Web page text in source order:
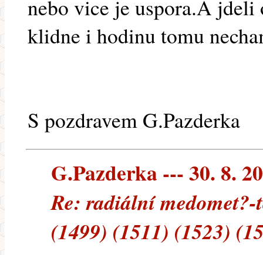
nebo vice je uspora.A jdeli
klidne i hodinu tomu
S pozdravem G.Pazderka
G.Pazderka --- 30. 8.
Re: radiální
(1499) (1511) (1523)